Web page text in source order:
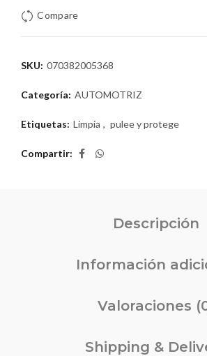
Compare
SKU: 070382005368
Categoría: AUTOMOTRIZ
Etiquetas: Limpia , pulee y protege
Compartir
Descripción
Información
Valoraciones
Shipping &